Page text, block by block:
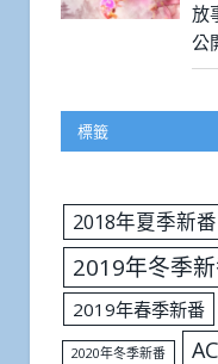
放
公
標籤
2018年夏季新番
2019年冬季
2019年春季新番
2020年冬季新番